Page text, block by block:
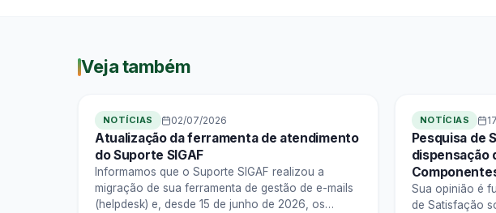
Veja também
NOTÍCIAS 02/07/2026
Atualização da ferramenta de atendimento
do Suporte SIGAF
Informamos que o Suporte SIGAF realizou a
migração de sua ferramenta de gestão de e-mails
(helpdesk) e, desde 15 de junho de 2026, os
NOTÍCIAS
Pesquisa de
dispensação
Sua opinião é
de Satisfação